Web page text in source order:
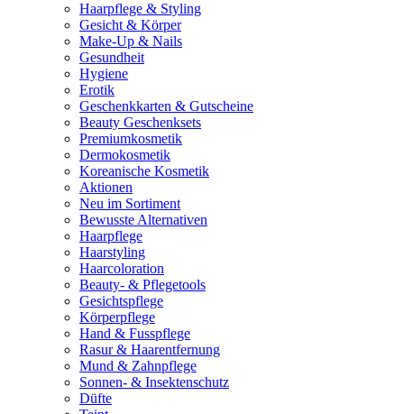
Haarpflege & Styling
Gesicht & Körper
Make-Up & Nails
Gesundheit
Hygiene
Erotik
Geschenkkarten & Gutscheine
Beauty Geschenksets
Premiumkosmetik
Dermokosmetik
Koreanische Kosmetik
Aktionen
Neu im Sortiment
Bewusste Alternativen
Haarpflege
Haarstyling
Haarcoloration
Beauty- & Pflegetools
Gesichtspflege
Körperpflege
Hand & Fusspflege
Rasur & Haarentfernung
Mund & Zahnpflege
Sonnen- & Insektenschutz
Düfte